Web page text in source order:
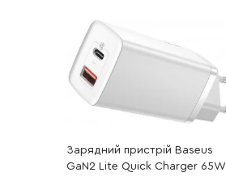
Зарядний пристрій Baseus
GaN2 Lite Quick Charger 65W